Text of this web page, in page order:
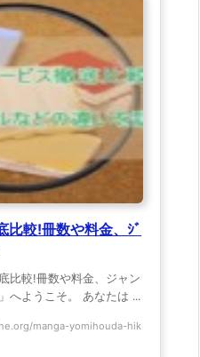
比較!冊数や料金、ｼﾞ
比較!冊数や料金、ジャン
へようこそ。 あなたは ...
manga-yomihouda-hik